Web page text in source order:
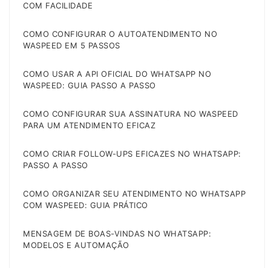
COM FACILIDADE
COMO CONFIGURAR O AUTOATENDIMENTO NO
WASPEED EM 5 PASSOS
COMO USAR A API OFICIAL DO WHATSAPP NO
WASPEED: GUIA PASSO A PASSO
COMO CONFIGURAR SUA ASSINATURA NO WASPEED
PARA UM ATENDIMENTO EFICAZ
COMO CRIAR FOLLOW-UPS EFICAZES NO WHATSAPP:
PASSO A PASSO
COMO ORGANIZAR SEU ATENDIMENTO NO WHATSAPP
COM WASPEED: GUIA PRÁTICO
MENSAGEM DE BOAS-VINDAS NO WHATSAPP:
MODELOS E AUTOMAÇÃO